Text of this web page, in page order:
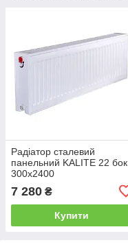
Радіатор сталевий
панельний KALITE 22 бок
300х2400
7 280 ₴
Купити